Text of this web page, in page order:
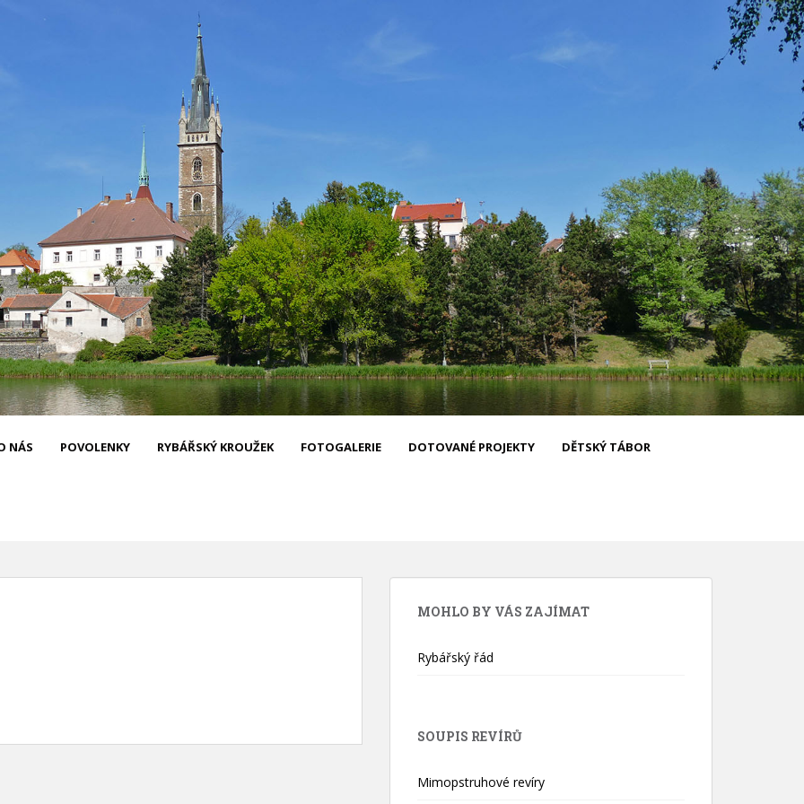
NÁS POVOLENKY RYBÁŘSKÝ KROUŽEK FOTOGALERIE DOTOVANÉ PROJEKTY DĚTSKÝ TÁBOR
MOHLO BY VÁS ZAJÍMAT
Rybářský řád
SOUPIS REVÍRŮ
Mimopstruhové revíry